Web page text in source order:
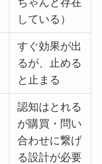
している）
すぐ効果が出
るが、止める
と止まる
認知はとれる
が購買・問い
合わせに繋げ
る設計が必要